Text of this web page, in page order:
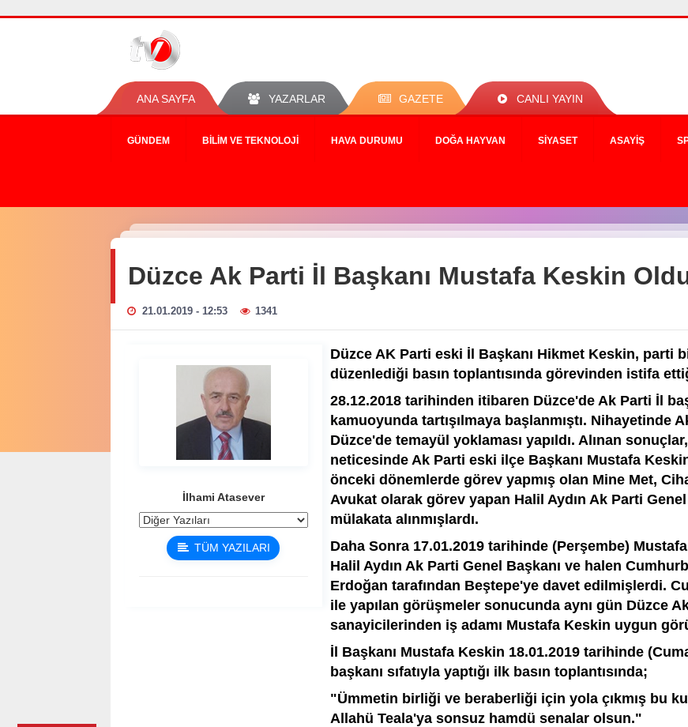
ANA SAYFA YAZARLAR GAZETE CANLI YAYIN
GÜNDEM BILIM VE TEKNOLOJI HAVA DURUMU DOĞA HAYVAN SIYASET ASAYIŞ
Düzce Ak Parti İl Başkanı Mustafa Keskin
21.01.2019 - 12:53 1341
İlhami Atasever
TÜM YAZILARI
Düzce AK Parti eski İl Başkanı Hikmet Keskin, parti
düzenlediği basın toplantısında görevinden istifa
28.12.2018 tarihinden itibaren Düzce'de Ak Parti İl
kamuoyunda tartışılmaya başlanmıştı. Nihayetinde
Düzce'de temayül yoklaması yapıldı. Alınan
neticesinde Ak Parti eski ilçe Başkanı Mustafa
önceki dönemlerde görev yapmış olan Mine Met,
Avukat olarak görev yapan Halil Aydın Ak Parti
mülakata alınmışlardı.
Daha Sonra 17.01.2019 tarihinde (Perşembe)
Halil Aydın Ak Parti Genel Başkanı ve halen
Erdoğan tarafından Beştepe'ye davet edilmişlerdi.
ile yapılan görüşmeler sonucunda aynı gün Düzce
sanayicilerinden iş adamı Mustafa Keskin uygun
İl Başkanı Mustafa Keskin 18.01.2019 tarihinde
başkanı sıfatıyla yaptığı ilk basın toplantısında;
"Ümmetin birliği ve beraberliği için yola çıkmış bu
Allahü Teala'ya sonsuz hamdü senalar olsun."